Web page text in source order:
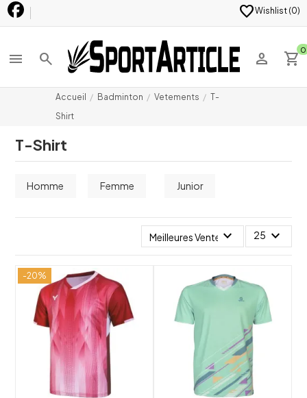
favoriteWishlist (0)
menu search person shopping_cart0
Accueil Badminton Vetements
T-
Shirt
T-Shirt
Homme Femme Junior
Meilleures Ventesexpand_more 25 expand_more
-20%
favorite_border
favorite_border